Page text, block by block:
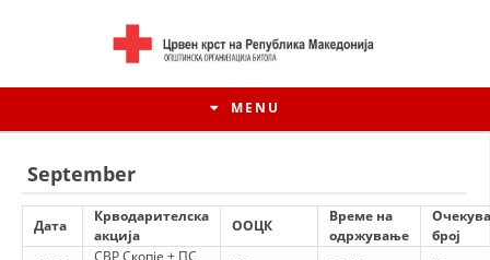
MENU
September
Дата
Крводарителска
акција
ООЦК
Време на
одржување
број
СВР Скопје + ПС